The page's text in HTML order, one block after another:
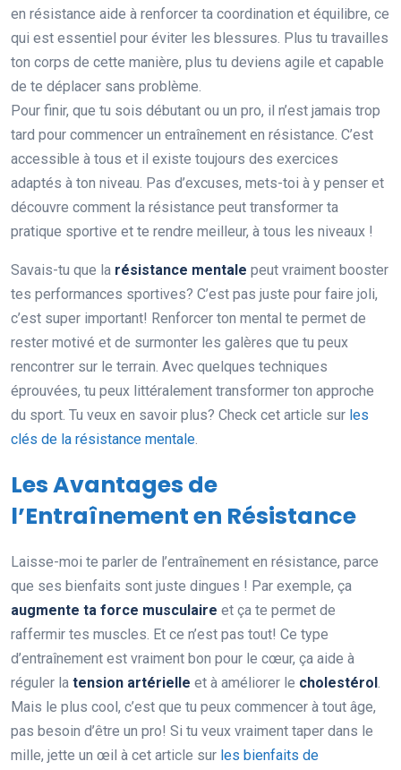
en résistance aide à renforcer ta coordination et équilibre, ce
qui est essentiel pour éviter les blessures. Plus tu travailles
ton corps de cette manière, plus tu deviens agile et capable
de te déplacer sans problème.
Pour finir, que tu sois débutant ou un pro, il n’est jamais trop
tard pour commencer un entraînement en résistance. C’est
accessible à tous et il existe toujours des exercices
adaptés à ton niveau. Pas d’excuses, mets-toi à y penser et
découvre comment la résistance peut transformer ta
pratique sportive et te rendre meilleur, à tous les niveaux !
Savais-tu que la résistance mentale peut vraiment booster
tes performances sportives? C’est pas juste pour faire joli,
c’est super important! Renforcer ton mental te permet de
rester motivé et de surmonter les galères que tu peux
rencontrer sur le terrain. Avec quelques techniques
éprouvées, tu peux littéralement transformer ton approche
du sport. Tu veux en savoir plus? Check cet article sur les
clés de la résistance mentale.
Les Avantages de
l’Entraînement en Résistance
Laisse-moi te parler de l’entraînement en résistance, parce
que ses bienfaits sont juste dingues ! Par exemple, ça
augmente ta force musculaire et ça te permet de
raffermir tes muscles. Et ce n’est pas tout! Ce type
d’entraînement est vraiment bon pour le cœur, ça aide à
réguler la tension artérielle et à améliorer le cholestérol .
Mais le plus cool, c’est que tu peux commencer à tout âge,
pas besoin d’être un pro! Si tu veux vraiment taper dans le
mille, jette un œil à cet article sur les bienfaits de